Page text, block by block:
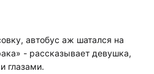
автобус аж шатался на
- рассказывает девушка,
глазами.